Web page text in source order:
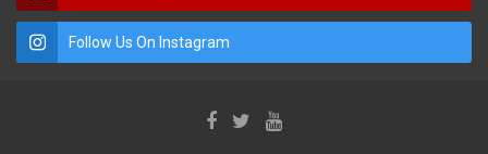
Follow Us On Instagram